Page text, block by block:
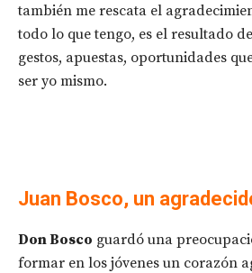
también me rescata el
todo lo que tengo, es el resultado
gestos, apuestas, oportunidades
ser yo mismo.
Juan Bosco, un
Don Bosco guardó una
formar en los jóvenes un corazón